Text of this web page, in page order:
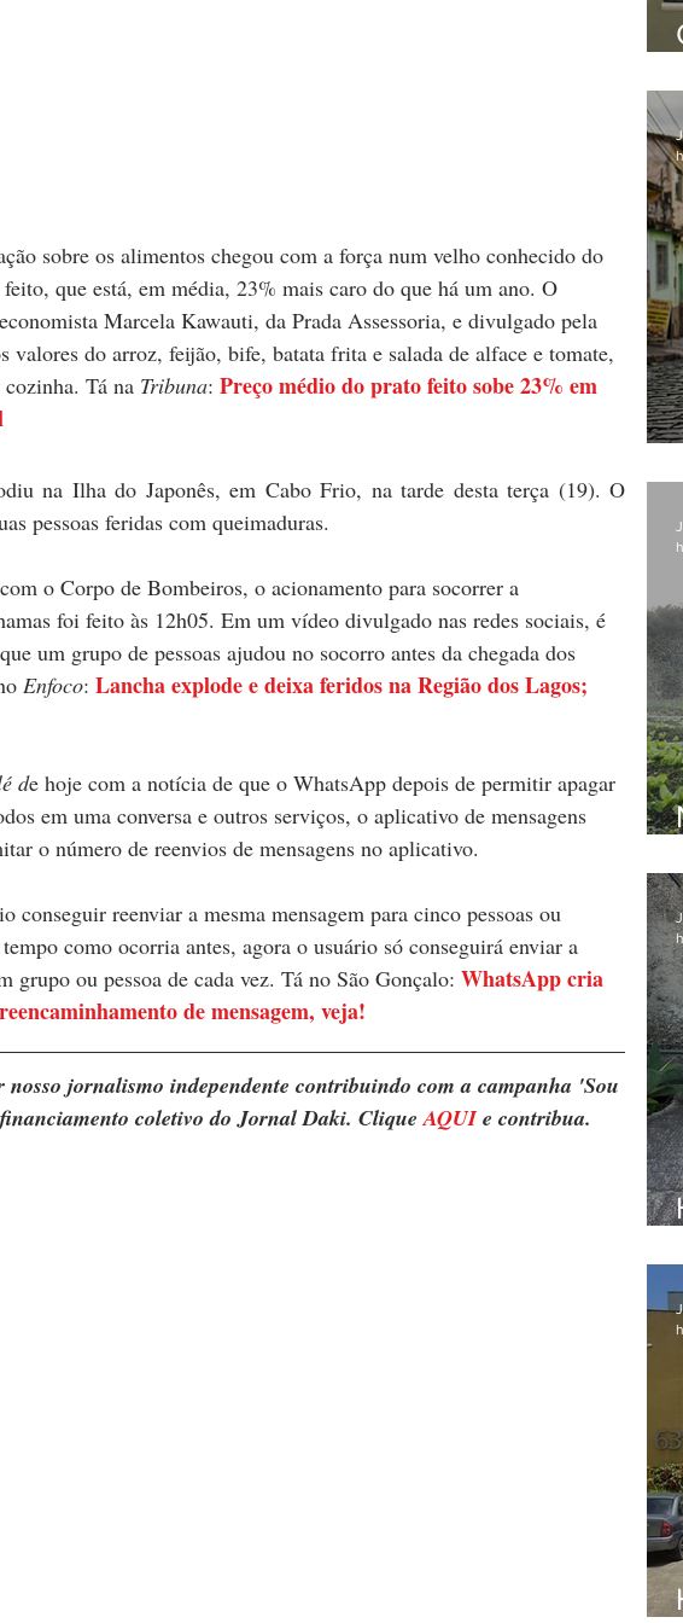
sobre os alimentos chegou com a força num velho conhecido do
que está, em média, 23% mais caro do que há um ano. O
Marcela Kawauti, da Prada Assessoria, e divulgado pela
valores do arroz, feijão, bife, batata frita e salada de alface e tomate,
cozinha. Tá na Tribuna: Preço médio do prato feito sobe 23% em
na Ilha do Japonês, em Cabo Frio, na tarde desta terça (19). O
pessoas feridas com queimaduras.
o Corpo de Bombeiros, o acionamento para socorrer a
foi feito às 12h05. Em um vídeo divulgado nas redes sociais, é
um grupo de pessoas ajudou no socorro antes da chegada dos
Enfoco: Lancha explode e deixa feridos na Região dos Lagos;
de hoje com a notícia de que o WhatsApp depois de permitir apagar
em uma conversa e outros serviços, o aplicativo de mensagens
o número de reenvios de mensagens no aplicativo.
conseguir reenviar a mesma mensagem para cinco pessoas ou
como ocorria antes, agora o usuário só conseguirá enviar a
grupo ou pessoa de cada vez. Tá no São Gonçalo: WhatsApp cria
de mensagem, veja!
nosso jornalismo independente contribuindo com a campanha 'Sou
coletivo do Jornal Daki. Clique AQUI e contribua.